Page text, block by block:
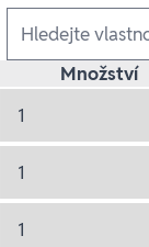
Ausführungen
Množství